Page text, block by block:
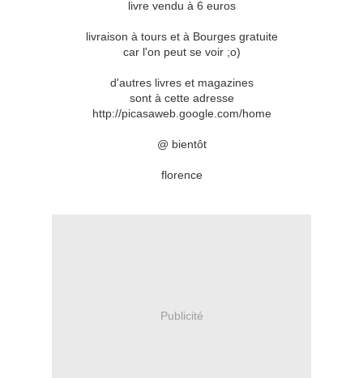
livre vendu à 6 euros
livraison à tours et à Bourges gratuite
car l'on peut se voir ;o)
d'autres livres et magazines
sont à cette adresse
http://picasaweb.google.com/home
@ bientôt
florence
Publicité